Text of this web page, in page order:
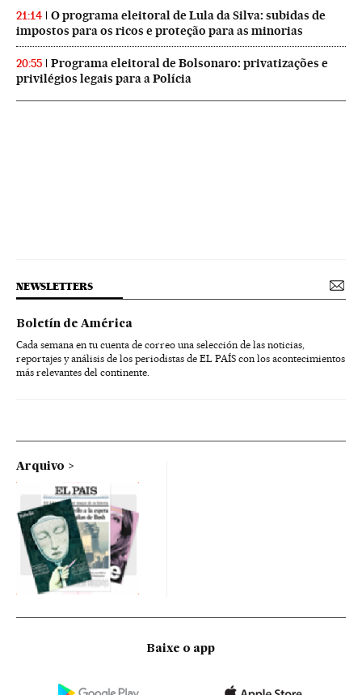
21:14
O programa eleitoral de Lula da Silva: subidas de
impostos para os ricos e proteção para as minorias
20:55
Programa eleitoral de Bolsonaro: privatizações e
privilégios legais para a Polícia
NEWSLETTERS
Boletín de América
Cada semana en tu cuenta de correo una selección de las noticias,
reportajes y análisis de los periodistas de EL PAÍS con los acontecimientos
más relevantes del continente.
Arquivo
Baixe o app